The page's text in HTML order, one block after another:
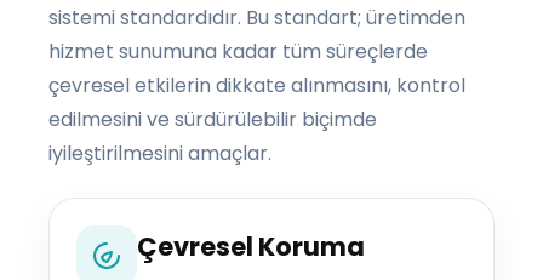
sistemi standardıdır. Bu standart; üretimden
hizmet sunumuna kadar tüm süreçlerde
çevresel etkilerin dikkate alınmasını, kontrol
edilmesini ve sürdürülebilir biçimde
iyileştirilmesini amaçlar.
Çevresel Koruma